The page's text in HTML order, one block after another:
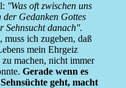
''Was oft zwischen uns
Gedanken Gottes
Sehnsucht danach''.
ich zugeben, daß
mein Ehrgeiz
machen, nicht immer
Gerade wenn es
geht, macht